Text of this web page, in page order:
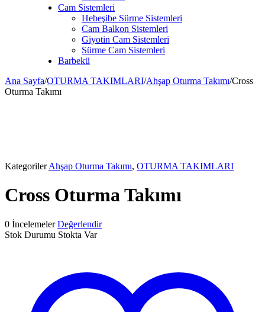
Cam Sistemleri
Hebeşibe Sürme Sistemleri
Cam Balkon Sistemleri
Giyotin Cam Sistemleri
Sürme Cam Sistemleri
Barbekü
Ana Sayfa/OTURMA TAKIMLARI/Ahşap Oturma Takımı/Cross
Oturma Takımı
KategorilerAhşap Oturma Takımı, OTURMA TAKIMLARI
Cross Oturma Takımı
0 İncelemeler Değerlendir
Stok Durumu Stokta Var